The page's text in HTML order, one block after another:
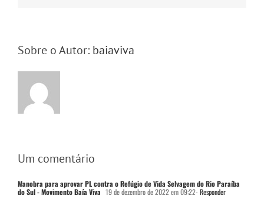
Sobre o Autor: baiaviva
Um comentário
Manobra para aprovar PL contra o Refúgio de Vida Selvagem do Rio Paraíba
do Sul - Movimento Baía Viva 19 de dezembro de 2022 em 09:22- Responder